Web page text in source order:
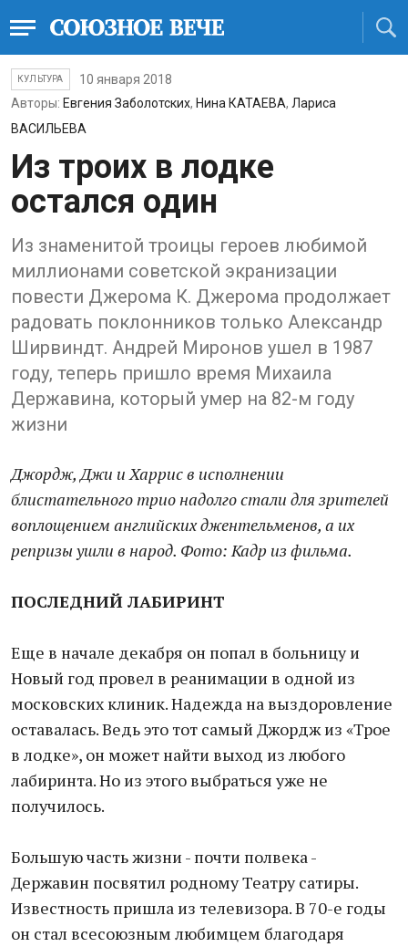
КУЛЬТУРА
10 января 2018
Авторы: Евгения Заболотских, Нина КАТАЕВА, Лариса
ВАСИЛЬЕВА
Из троих в лодке
остался один
Из знаменитой троицы героев любимой
миллионами советской экранизации
повести Джерома К. Джерома продолжает
радовать поклонников только Александр
Ширвиндт. Андрей Миронов ушел в 1987
году, теперь пришло время Михаила
Державина, который умер на 82-м году
жизни
Джордж, Джи и Харрис в исполнении
блистательного трио надолго стали для зрителей
воплощением английских джентельменов, а их
репризы ушли в народ. Фото: Кадр из фильма.
ПОСЛЕДНИЙ ЛАБИРИНТ
Еще в начале декабря он попал в больницу и
Новый год провел в реанимации в одной из
московских клиник. Надежда на выздоровление
оставалась. Ведь это тот самый Джордж из «Трое
в лодке», он может найти выход из любого
лабиринта. Но из этого выбраться уже не
получилось.
Большую часть жизни - почти полвека -
Державин посвятил родному Театру сатиры.
Известность пришла из телевизора. В 70-е годы
он стал всесоюзным любимцем благодаря